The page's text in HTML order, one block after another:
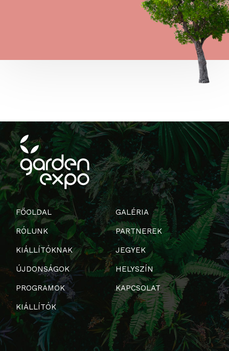
FŐOLDAL
RÓLUNK
KIÁLLÍTÓKNAK
ÚJDONSÁGOK
PROGRAMOK
KIÁLLÍTÓK
GALÉRIA
PARTNEREK
JEGYEK
HELYSZÍN
KAPCSOLAT